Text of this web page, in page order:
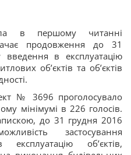
в першому читанні
продовження до 31
в експлуатацію
об’єктів та об’єктів
№ 3696 проголосувало
мінімумі в 226 голосів.
до 31 грудня 2016
застосування
об’єктів,